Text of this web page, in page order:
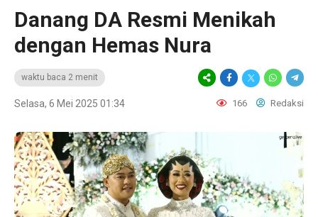
Danang DA Resmi Menikah
dengan Hemas Nura
waktu baca 2 menit
Selasa, 6 Mei 2025 01:34 166 Redaksi